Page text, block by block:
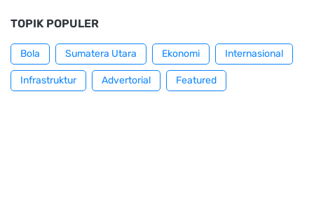
TOPIK POPULER
Bola Sumatera Utara Ekonomi Internasional
Infrastruktur Advertorial Featured